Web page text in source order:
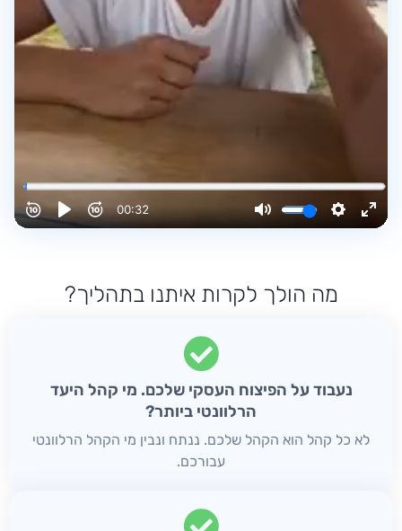
מה הולך לקרות איתנו בתהליך?
נעבוד על הפיצוח העסקי שלכם. מי קהל היעד
הרלוונטי ביותר?
לא כל קהל הוא הקהל שלכם. ננתח ונבין מי הקהל הרלוונטי
עבורכם.